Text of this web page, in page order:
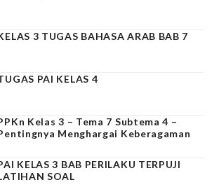
3 TUGAS BAHASA ARAB BAB 7
PAI KELAS 4
Kelas 3 – Tema 7 Subtema 4 –
Menghargai Keberagaman
KELAS 3 BAB PERILAKU TERPUJI
SOAL